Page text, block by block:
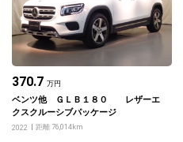
370.7 万円
ベンツ他 ＧＬＢ１８０ レザーエ
クスクルーシブパッケージ
2022 距離 76,014km